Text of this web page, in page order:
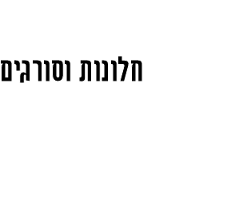
חלונות וסורגים